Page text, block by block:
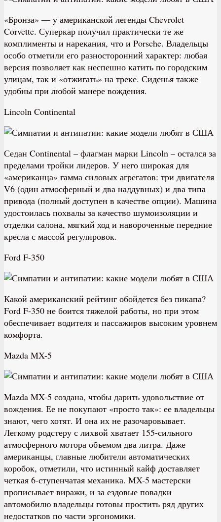
«Бронза» — у американской легенды Chevrolet
Corvette. Суперкар получил практически те же
комплименты и нарекания, что и Porsche. Владельцы
особо отметили его разносторонний характер: любая
версия позволяет как неспешно катить по городским
улицам, так и «отжигать» на треке. Сиденья также
удобны при любой манере вождения.
Lincoln Continental
Седан Continental – флагман марки Lincoln – остался за
пределами тройки лидеров. У него широкая для
«американца» гамма силовых агрегатов: три двигателя
V6 (один атмосферный и два наддувных) и два типа
привода (полный доступен в качестве опции). Машина
удостоилась похвалы за качество шумоизоляции и
отделки салона, мягкий ход и навороченные передние
кресла с массой регулировок.
Ford F-350
Какой американский рейтинг обойдется без пикапа?
Ford F-350 не боится тяжелой работы, но при этом
обеспечивает водителя и пассажиров высоким уровнем
комфорта.
Mazda MX-5
Mazda MX-5 создана, чтобы дарить удовольствие от
вождения. Ее не покупают «просто так»: ее владельцы
знают, чего хотят. И она их не разочаровывает.
Легкому родстеру с лихвой хватает 155-сильного
атмосферного мотора объемом два литра. Даже
американцы, главные любители автоматических
коробок, отметили, что истинный кайф доставляет
четкая 6-ступенчатая механика. MX-5 мастерски
прописывает виражи, и за ездовые повадки
автомобилю владельцы готовы простить ряд других
недостатков по части эргономики.